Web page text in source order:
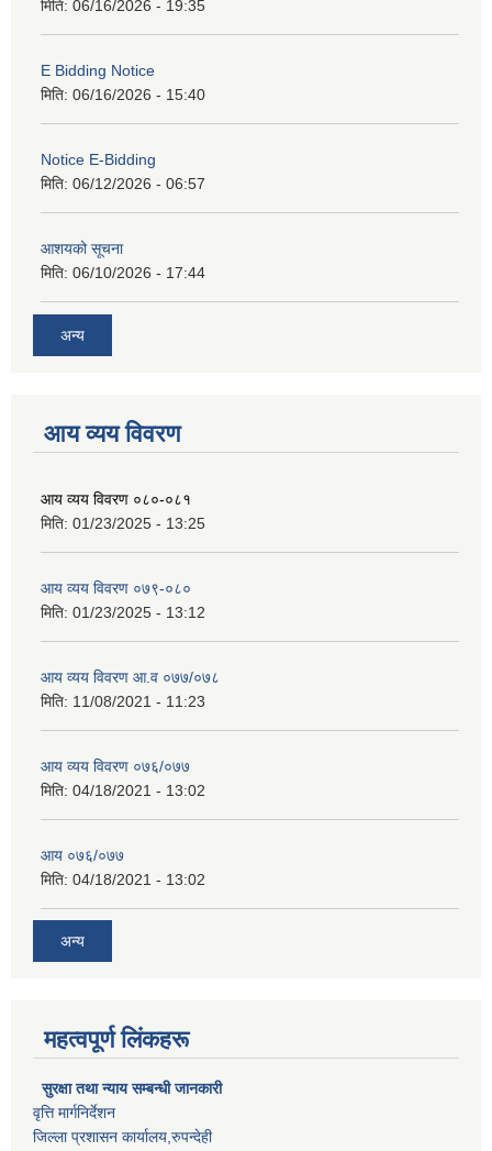
मिति: 06/16/2026 - 19:35
E Bidding Notice
मिति: 06/16/2026 - 15:40
Notice E-Bidding
मिति: 06/12/2026 - 06:57
आशयको सूचना
मिति: 06/10/2026 - 17:44
अन्य
आय व्यय विवरण
आय व्यय विवरण ०८०-०८१
मिति: 01/23/2025 - 13:25
आय व्यय विवरण ०७९-०८०
मिति: 01/23/2025 - 13:12
आय व्यय विवरण आ.व ०७७/०७८
मिति: 11/08/2021 - 11:23
आय व्यय विवरण ०७६/०७७
मिति: 04/18/2021 - 13:02
आय ०७६/०७७
मिति: 04/18/2021 - 13:02
अन्य
महत्वपूर्ण लिंकहरू
सुरक्षा तथा न्याय सम्बन्धी जानकारी
वृत्ति मार्गनिर्देशन
जिल्ला प्रशासन कार्यालय,रुपन्देही